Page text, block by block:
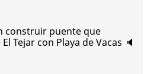
construir puente que
Tejar con Playa de Vacas 🔈